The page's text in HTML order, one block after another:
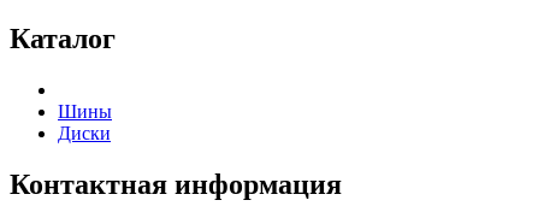
Каталог
Шины
Диски
Контактная информация